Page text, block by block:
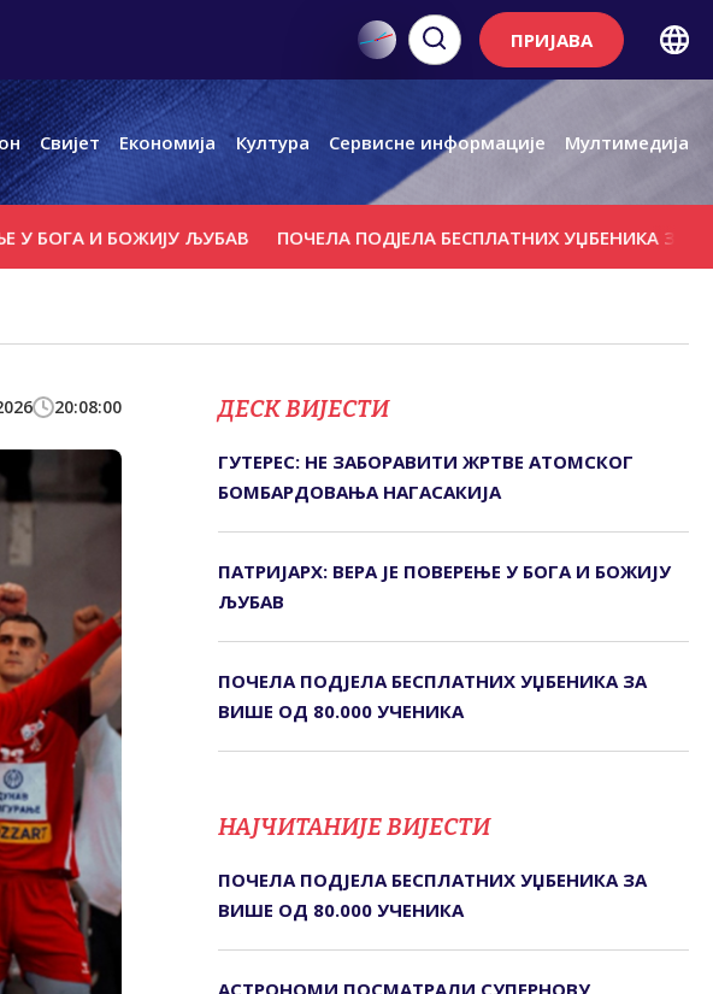
ПРИЈАВА
Свијет Економија Култура Сервисне информације Мултимедија
И БОЖИЈУ ЉУБАВ ПОЧЕЛА ПОДЈЕЛА БЕСПЛАТНИХ УЏБЕНИКА ЗА ВИШЕ
20:08:00 ДЕСК ВИЈЕСТИ
ГУТЕРЕС: НЕ ЗАБОРАВИТИ ЖРТВЕ АТОМСКОГ
БОМБАРДОВАЊА НАГАСАКИЈА
ПАТРИЈАРХ: ВЕРА ЈЕ ПОВЕРЕЊЕ У БОГА И БОЖИЈУ
ЉУБАВ
ПОЧЕЛА ПОДЈЕЛА БЕСПЛАТНИХ УЏБЕНИКА ЗА
ВИШЕ ОД 80.000 УЧЕНИКА
НАЈЧИТАНИЈЕ ВИЈЕСТИ
ПОЧЕЛА ПОДЈЕЛА БЕСПЛАТНИХ УЏБЕНИКА ЗА
ВИШЕ ОД 80.000 УЧЕНИКА